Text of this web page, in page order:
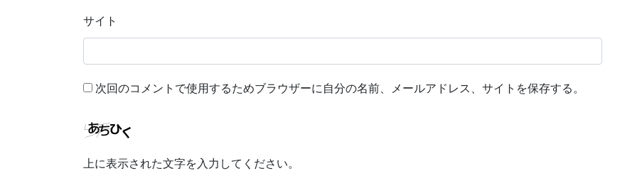
サイト
次回のコメントで使用するためブラウザーに自分の名前、メールアドレス、サイトを保存する。
上に表示された文字を入力してください。